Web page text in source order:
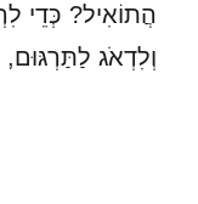
הֲתוֹאִיל? כְּדֵי
וְלִדְאֹג לַתַּרְגּוּם,